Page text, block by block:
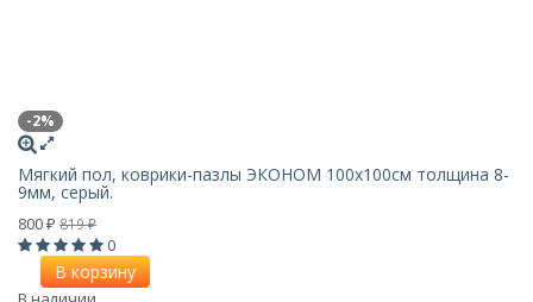
-2%
Мягкий пол, коврики-пазлы ЭКОНОМ 100х100см толщина 8-
9мм, серый.
800 ₽ 819₽
0
В корзину